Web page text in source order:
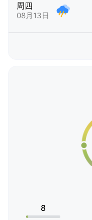
周四
08月13日
8